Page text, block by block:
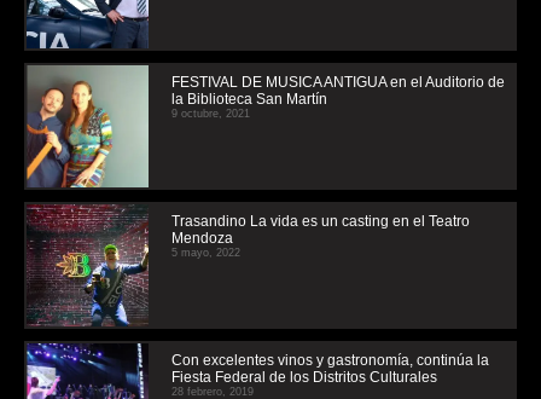
FESTIVAL DE MUSICA ANTIGUA en el Auditorio de
la Biblioteca San Martín
9 octubre, 2021
Trasandino La vida es un casting en el Teatro
Mendoza
5 mayo, 2022
Con excelentes vinos y gastronomía, continúa la
Fiesta Federal de los Distritos Culturales
28 febrero, 2019